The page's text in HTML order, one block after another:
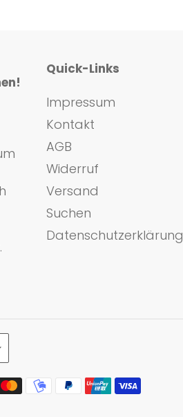
Quick-Links
Impressum
Kontakt
AGB
Widerruf
Versand
Suchen
Datenschutzerklärung